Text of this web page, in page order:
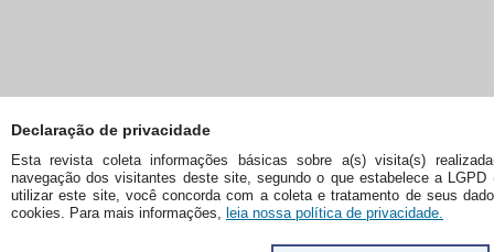
Declaração de privacidade
Esta revista coleta informações básicas sobre a(s) visita(s)
navegação dos visitantes deste site, segundo o que estabelece a
utilizar este site, você concorda com a coleta e tratamento de seus
cookies. Para mais informações, leia nossa política de privacidade.